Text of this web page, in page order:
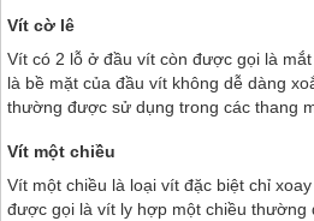
Vít cờ lê
Vít có 2 lỗ ở đầu vít còn được gọi là
là bề mặt của đầu vít không dễ dàng
thường được sử dụng trong các thang
Vít một chiều
Vít một chiều là loại vít đặc biệt chỉ
được gọi là vít ly hợp một chiều